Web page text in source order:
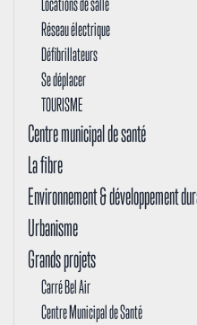
Réseau électrique
Défibrillateurs
Se déplacer
TOURISME
Centre municipal de santé
La fibre
Environnement & développement
Urbanisme
Grands projets
Carré Bel Air
Centre Municipal de Santé